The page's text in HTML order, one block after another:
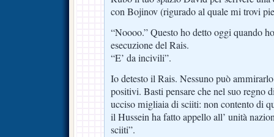
con Bojinov (rigurado al quale mi trovi
“Noooo.” Questo ho detto oggi quando
esecuzione del Rais.
“E’ da incivili”.
Io detesto il Rais. Nessuno può
positivi. Basti pensare che nel suo regno
ucciso migliaia di sciiti: non contento di
il Hussein ha fatto appello all’ unità
sciiti”.